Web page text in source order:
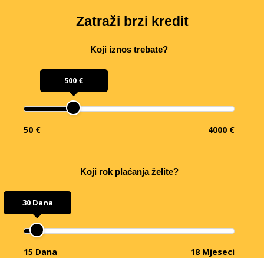
Zatraži brzi kredit
Koji iznos trebate?
500 €
50 € 4000 €
Koji rok plaćanja želite?
30 Dana
15 Dana 18 Mjeseci